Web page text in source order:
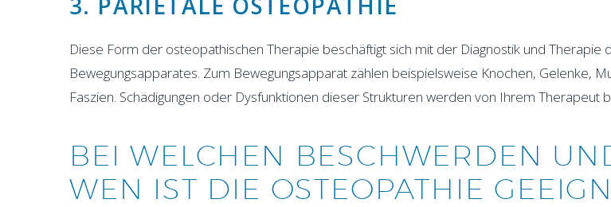
Diese Form der osteopathischen Therapie beschäftigt sich mit der Diagnostik und Therapie
Bewegungsapparates. Zum Bewegungsapparat zählen beispielsweise Knochen, Gelenke,
Faszien. Schädigungen oder Dysfunktionen dieser Strukturen werden von Ihrem Therapeut
BEI WELCHEN BESCHWERDEN
WEN IST DIE OSTEOPATHIE